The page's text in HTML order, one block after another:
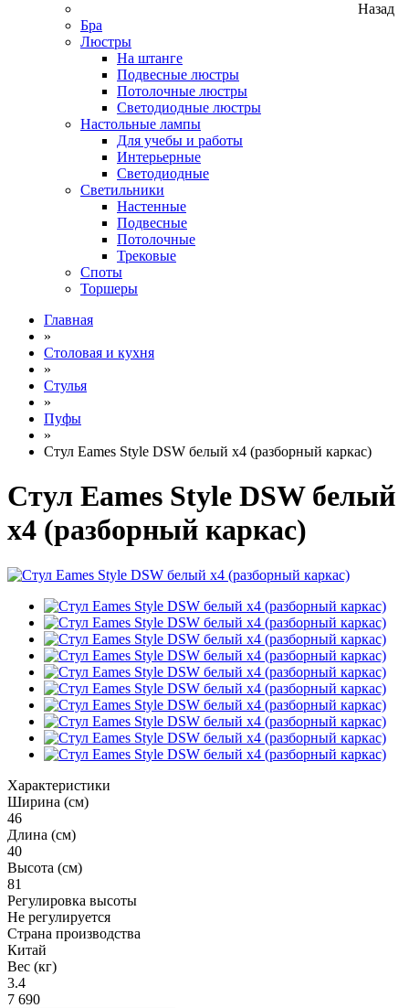
Назад
Бра
Люстры
На штанге
Подвесные люстры
Потолочные люстры
Светодиодные люстры
Настольные лампы
Для учебы и работы
Интерьерные
Светодиодные
Светильники
Настенные
Подвесные
Потолочные
Трековые
Споты
Торшеры
Главная
»
Столовая и кухня
»
Стулья
»
Пуфы
»
Стул Eames Style DSW белый x4 (разборный каркас)
Стул Eames Style DSW белый
x4 (разборный каркас)
Характеристики
Ширина (см)
46
Длина (см)
40
Высота (см)
81
Регулировка высоты
Не регулируется
Страна производства
Китай
Вес (кг)
3.4
7 690